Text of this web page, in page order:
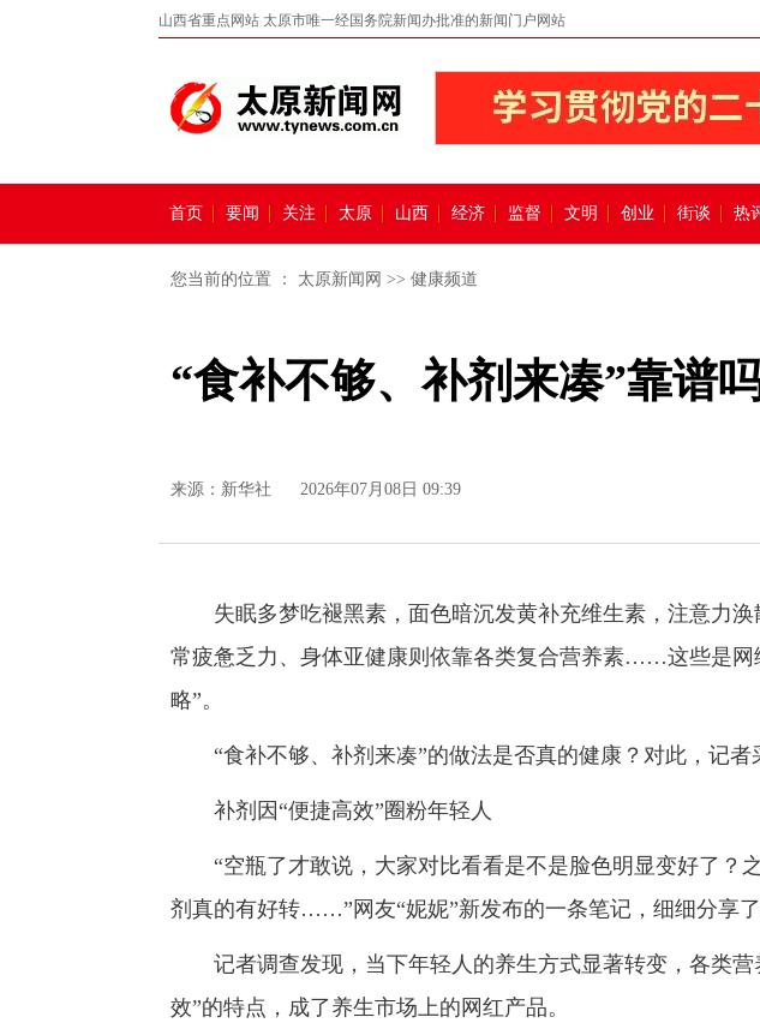
山西省重点网站 太原市唯一经国务院新闻办批准的新闻门户网站
首页 要闻 关注 太原 山西 经济 监督 文明 创业 街谈 热
您当前的位置 ： 太原新闻网 >> 健康频道
“食补不够、补剂来凑”靠谱
来源： 新华社 2026年07月08日 09:39
失眠多梦吃褪黑素，面色暗沉发黄补充维生素，注意力涣
常疲惫乏力、身体亚健康则依靠各类复合营养素……这些是网
略”。
“食补不够、补剂来凑”的做法是否真的健康？对此，记者
补剂因“便捷高效”圈粉年轻人
“空瓶了才敢说，大家对比看看是不是脸色明显变好了？
剂真的有好转……”网友“妮妮”新发布的一条笔记，细细分享了
记者调查发现，当下年轻人的养生方式显著转变，各类营
效”的特点，成了养生市场上的网红产品。